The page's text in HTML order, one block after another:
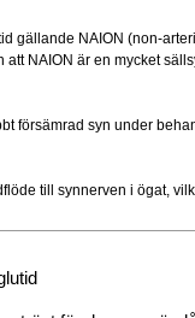
gällande NAION (non‍-‍
NAION är en mycket
försämrad syn under
till synnerven i ögat,